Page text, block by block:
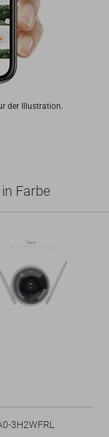
der Illustration.
Farbe
3H2WFRL